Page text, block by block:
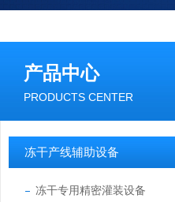
产品中心
PRODUCTS CENTER
冻干产线辅助设备
冻干专用精密灌装设备